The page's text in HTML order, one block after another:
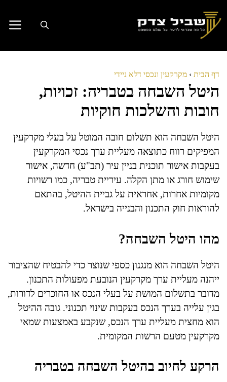
לתוכן
דף הבית › מקרקעין ונכסי דלא ניידי
היטל השבחה בטבריה: זכויות,
חובות והשלכות חוקיות
היטל השבחה הוא תשלום חובה המוטל על בעלי מקרקעין
המפיקים רווח כתוצאה מעליית ערך נכסי המקרקעין
בעקבות אישור תוכנית בניין עיר (תב"ע) חדשה, אישור
שימוש חורג או מתן הקלה. עיריית טבריה, כמו רשויות
מקומיות אחרות, אחראית על גביית ההיטל, בהתאם
להוראות חוק התכנון והבנייה בישראל.
מהו היטל השבחה?
היטל השבחה הוא מנגנון כספי שנוצר כדי להבטיח שהציבור
ייהנה מעליית ערך מקרקעין הנובעת מפעולות התכנון.
מדובר בתשלום המושת על בעלי הנכס או החוכרים לדורות,
בגין עלייה בערך הנכס בעקבות שינוי תכנוני. גובה ההיטל
הוא מחצית מעליית ערך הנכס, שנקבע באמצעות שמאי
מקרקעין מטעם הרשות המקומית.
הרקע לחיוב בהיטל השבחה בטבריה